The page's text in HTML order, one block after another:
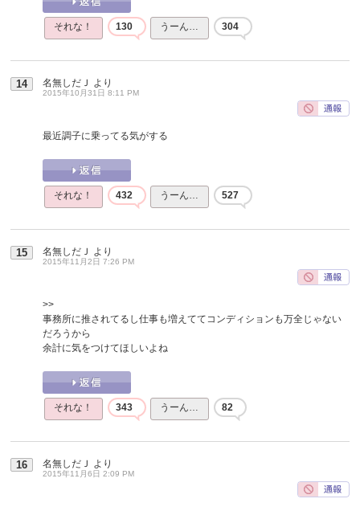
それな！ 130 うーん… 304
14 名無しだＪ より
2015年10月31日 8:11 PM
最近調子に乗ってる気がする
それな！ 432 うーん… 527
15 名無しだＪ より
2015年11月2日 7:26 PM
>>
事務所に推されてるし仕事も増えててコンディションも万全じゃない
だろうから
余計に気をつけてほしいよね
それな！ 343 うーん… 82
16 名無しだＪ より
2015年11月6日 2:09 PM